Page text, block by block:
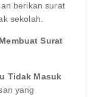
berikan surat
sekolah.
Surat
Tidak Masuk
yang